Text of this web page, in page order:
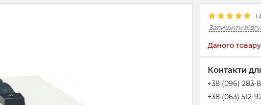
(
Залишити
Даного
Контакти
+38 (096) 283-
+38 (063) 512-